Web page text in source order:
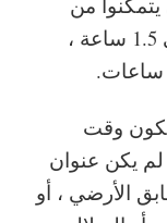
تحميل شاحنة متوسطة بالكامل في 1.5 ساعة ،
وقت
يكن عنوان
الأرضي ، أو